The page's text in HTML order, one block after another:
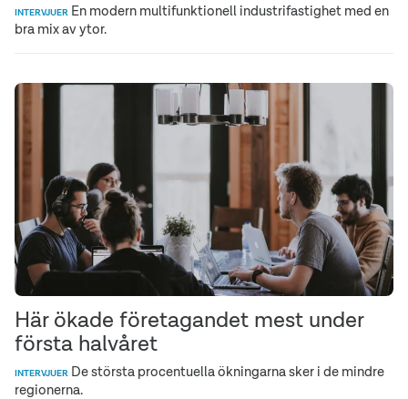
INTERVJUER En modern multifunktionell industrifastighet med en
bra mix av ytor.
Här ökade företagandet mest under
första halvåret
INTERVJUER De största procentuella ökningarna sker i de mindre
regionerna.